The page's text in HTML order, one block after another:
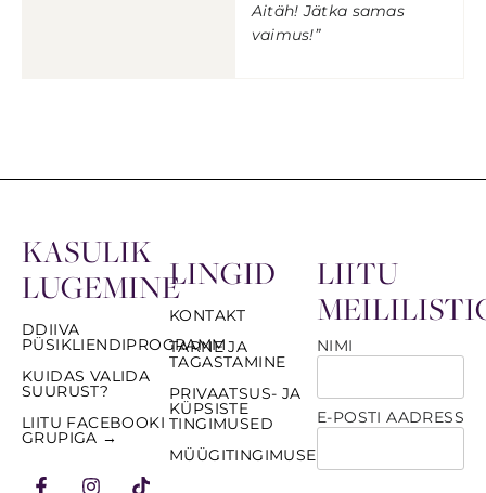
Aitäh! Jätka samas
vaimus!”
KASULIK
LUGEMINE
DDIIVA
PÜSIKLIENDIPROGRAMM
KUIDAS VALIDA
SUURUST?
LIITU FACEBOOKI
GRUPIGA →
LINGID
KONTAKT
TARNE JA
TAGASTAMINE
PRIVAATSUS- JA
KÜPSISTE
TINGIMUSED
MÜÜGITINGIMUSED
LIITU
NIMI
E-POSTI AADRESS